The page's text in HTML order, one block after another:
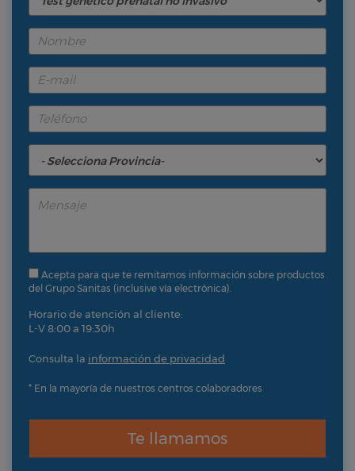
Acepta para que te remitamos información sobre productos
del Grupo Sanitas (inclusive vía electrónica).
Horario de atención al cliente:
L-V 8:00 a 19:30h
Consulta la información de privacidad
* En la mayoría de nuestros centros colaboradores
Te llamamos